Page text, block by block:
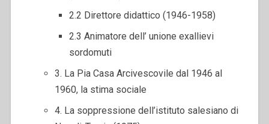
2.2 Direttore didattico (1946-1958)
2.3 Animatore dell’ unione exallievi
sordomuti
3. La Pia Casa Arcivescovile dal 1946 al
1960, la stima sociale
4. La soppressione dell’istituto salesiano di